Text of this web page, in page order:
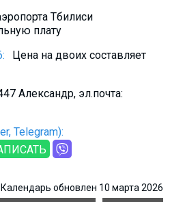
Тбилиси
плату
Цена на двоих составляет
Александр, эл.почта:
Telegram):
Календарь обновлен 10 марта 2026